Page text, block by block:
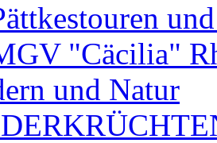
"Cäcilia"
und Natur